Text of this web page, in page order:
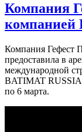
Компания
компанией
Компания Гефест
предоставила в
международной
BATIMAT RUSSIA
по 6 марта.